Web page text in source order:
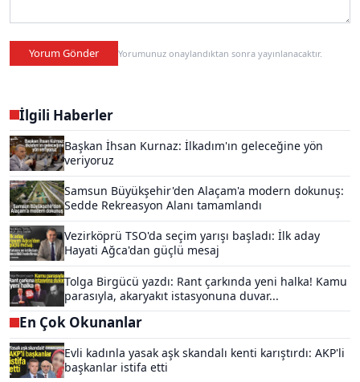
Yorum Gönder Yorumunuz onaylandıktan sonra yayınlanacaktır.
İlgili Haberler
Başkan İhsan Kurnaz: İlkadım'ın geleceğine yön
veriyoruz
Samsun Büyükşehir'den Alaçam'a modern dokunuş:
Sedde Rekreasyon Alanı tamamlandı
Vezirköprü TSO'da seçim yarışı başladı: İlk aday
Hayati Ağca'dan güçlü mesaj
Tolga Birgücü yazdı: Rant çarkında yeni halka! Kamu
parasıyla, akaryakıt istasyonuna duvar...
En Çok Okunanlar
Evli kadınla yasak aşk skandalı kenti karıştırdı: AKP'li
başkanlar istifa etti